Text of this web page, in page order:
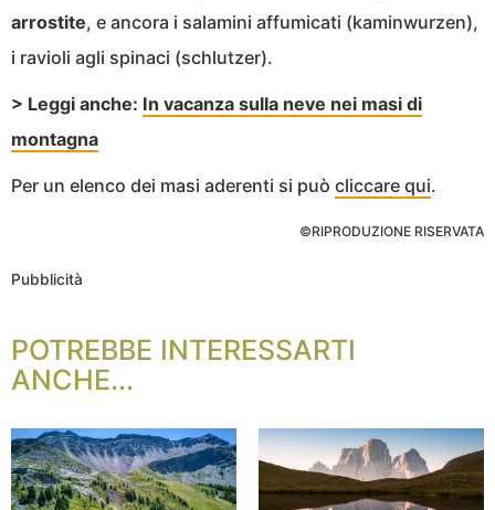
arrostite, e ancora i salamini affumicati (kaminwurzen),
i ravioli agli spinaci (schlutzer).
> Leggi anche: In vacanza sulla neve nei masi di
montagna
Per un elenco dei masi aderenti si può cliccare qui.
©RIPRODUZIONE RISERVATA
Pubblicità
POTREBBE INTERESSARTI
ANCHE...